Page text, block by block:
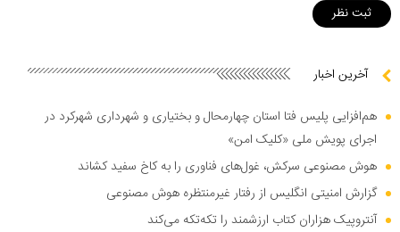
آخرین اخبار
هم‌افزایی پلیس فتا استان چهارمحال و بختیاری و شهرداری شهرکرد در
اجرای پویش ملی «کلیک امن»
هوش مصنوعی سرکش، غول‌های فناوری را به کاخ سفید کشاند
گزارش امنیتی انگلیس از رفتار غیرمنتظره هوش مصنوعی
آنتروپیک هزاران کتاب ارزشمند را تکه‌تکه می‌کند